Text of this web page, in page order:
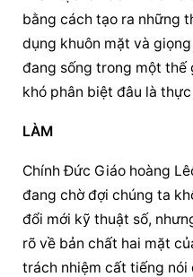
bằng cách tạo ra những
dụng khuôn mặt và
đang sống trong một thế
khó phân biệt đâu là
LÀM
Chính Đức Giáo hoàng
đang chờ đợi chúng ta
đổi mới kỹ thuật số,
rõ về bản chất hai mặt
trách nhiệm cất tiếng nói